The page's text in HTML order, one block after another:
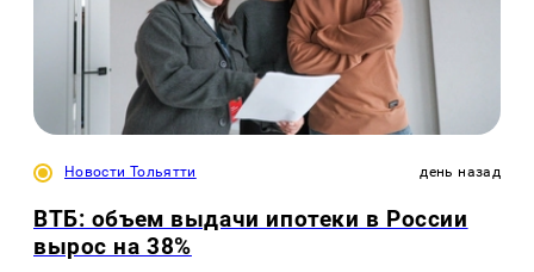
Новости Тольятти день назад
ВТБ: объем выдачи ипотеки в России
вырос на 38%